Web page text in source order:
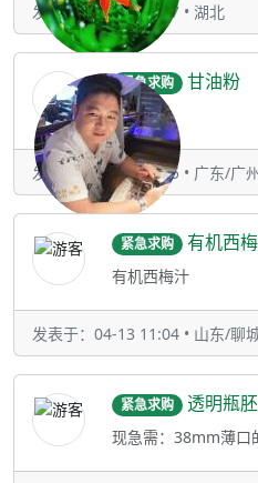
发表于：07-27 16:47 • 湖北
紧急求购 甘油粉
甘油粉
发表于：06-02 14:55 • 广东/广
紧急求购 有机西
有机西梅汁
发表于：04-13 11:04 • 山东/聊
紧急求购 透明瓶
现急需：38mm薄口